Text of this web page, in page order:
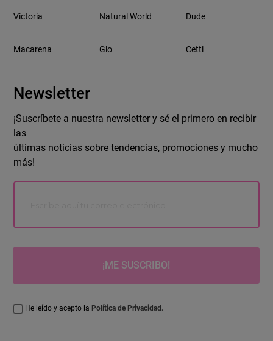
Victoria Natural World Dude
Macarena Glo Cetti
Newsletter
¡Suscríbete a nuestra newsletter y sé el primero en recibir
las
últimas noticias sobre tendencias, promociones y mucho
más!
¡ME SUSCRIBO!
He leído y acepto la Política de Privacidad.